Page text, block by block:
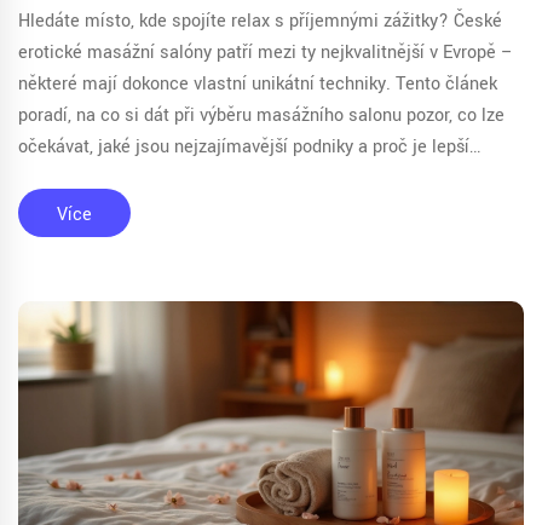
Hledáte místo, kde spojíte relax s příjemnými zážitky? České
erotické masážní salóny patří mezi ty nejkvalitnější v Evropě –
některé mají dokonce vlastní unikátní techniky. Tento článek
poradí, na co si dát při výběru masážního salonu pozor, co lze
očekávat, jaké jsou nejzajímavější podniky a proč je lepší
opravdu bez stresu. Tohle není nudný seznam, ale praktický
průvodce z reálného života.
Více